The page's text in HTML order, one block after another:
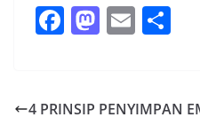
F
e
M
o
E
l e
4 PRINSIP PENYIMPAN